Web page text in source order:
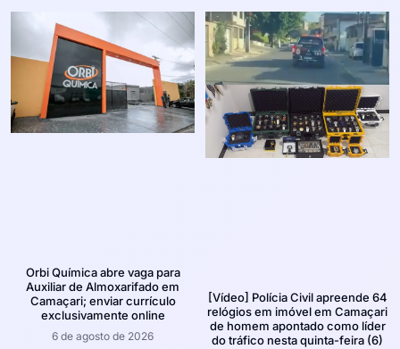
Orbi Química abre vaga para
Auxiliar de Almoxarifado em
Camaçari; enviar currículo
exclusivamente online
6 de agosto de 2026
[Vídeo] Polícia Civil apreende 64
relógios em imóvel em Camaçari
de homem apontado como líder
do tráfico nesta quinta-feira (6)